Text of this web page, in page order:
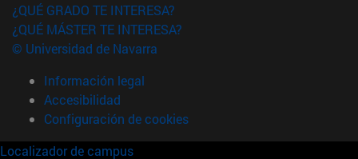
¿QUÉ GRADO TE INTERESA?
¿QUÉ MÁSTER TE INTERESA?
© Universidad de Navarra
Información legal
Accesibilidad
Configuración de cookies
Localizador de campus